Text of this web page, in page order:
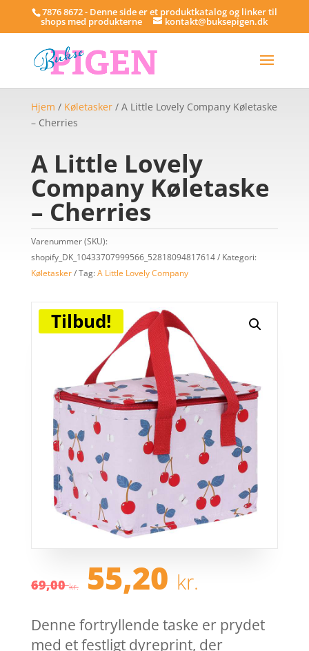
7876 8672 - Denne side er et produktkatalog og linker til
shops med produkterne kontakt@buksepigen.dk
Hjem / Køletasker/ A Little Lovely Company Køletaske
– Cherries
A Little Lovely
Company Køletaske
– Cherries
Varenummer (SKU):
shopify_DK_10433707999566_52818094817614
Kategori:
Køletasker
Tag:A Little Lovely Company
Tilbud!
69,00kr. Den
oprindelige
pris
var:
69,00 kr..
55,20 kr.
pris
er:
55,20
Denne fortryllende taske er prydet
med et festligt dyreprint, der